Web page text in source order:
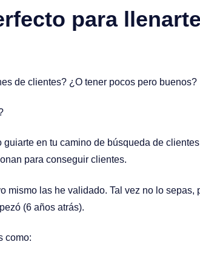
para
de clientes? ¿O tener pocos pero buenos?
guiarte en tu camino de búsqueda de
para conseguir clientes.
mismo las he validado. Tal vez no lo sepas,
(6 años atrás).
como: